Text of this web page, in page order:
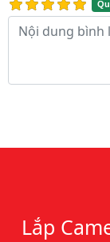
Nội dung bình luận
Lý do chọn
Lắp